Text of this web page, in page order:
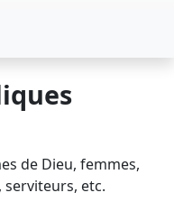
de Dieu, femmes,
etc.